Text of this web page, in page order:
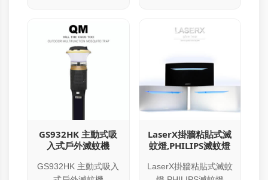
GS932HK 主動式吸
入式戶外滅蚊機
GS932HK 主動式吸入
LaserX掛牆粘貼式滅
蚊燈,PHILIPS滅蚊燈
LaserX掛牆粘貼式滅蚊